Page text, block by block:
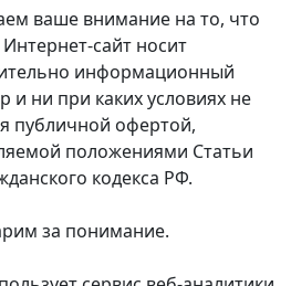
[1]
[4]
[2]
ваше внимание на то, что
сайт носит
информационный
и ни при каких условиях не
публичной офертой,
положениями Статьи
кодекса РФ.
за понимание.